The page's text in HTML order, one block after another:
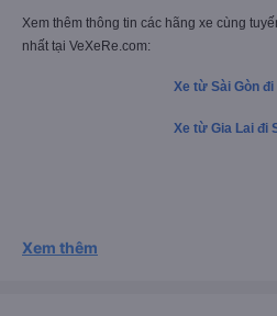
Xem thêm thông tin các hãng xe cùng
nhất tại VeXeRe.com:
Xe từ Sài Gòn đi
Xe từ Gia Lai đi
Xem thêm